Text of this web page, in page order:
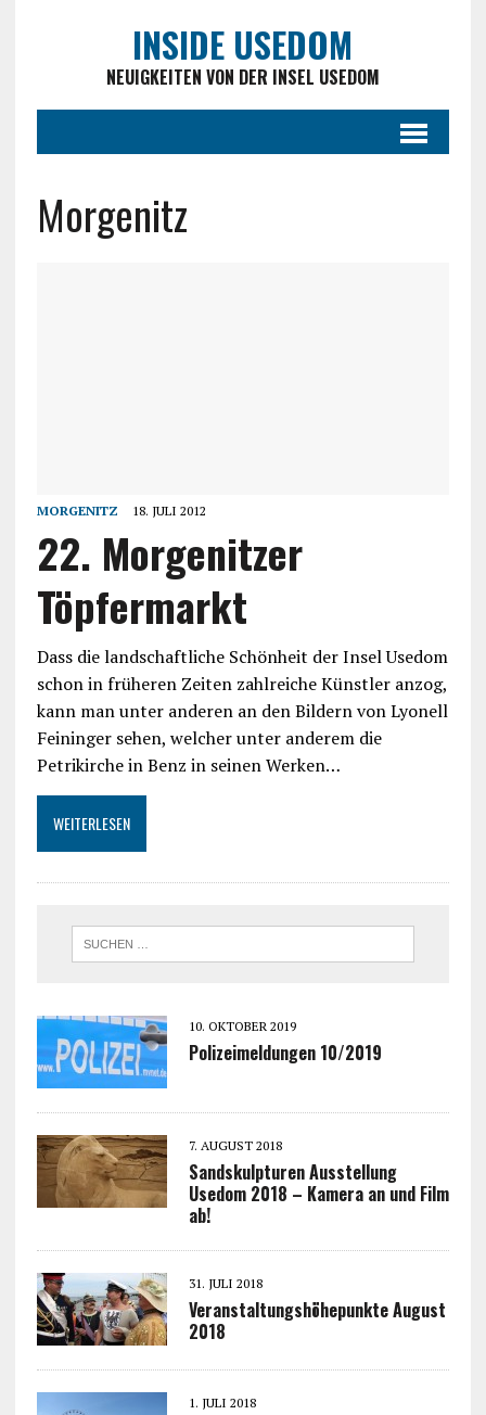
INSIDE USEDOM
NEUIGKEITEN VON DER INSEL USEDOM
Morgenitz
MORGENITZ 18. JULI 2012
22. Morgenitzer
Töpfermarkt
Dass die landschaftliche Schönheit der Insel Usedom
schon in früheren Zeiten zahlreiche Künstler anzog,
kann man unter anderen an den Bildern von Lyonell
Feininger sehen, welcher unter anderem die
Petrikirche in Benz in seinen Werken…
WEITERLESEN
10. OKTOBER 2019
Polizeimeldungen 10/2019
7. AUGUST 2018
Sandskulpturen Ausstellung
Usedom 2018 – Kamera an und Film
ab!
31. JULI 2018
Veranstaltungshöhepunkte August
2018
1. JULI 2018